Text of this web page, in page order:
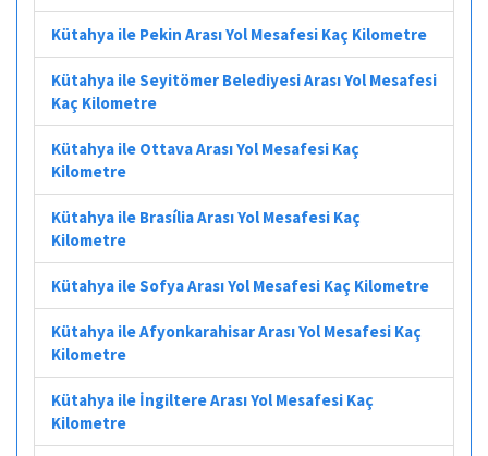
Kütahya ile Pekin Arası Yol Mesafesi Kaç Kilometre
Kütahya ile Seyitömer Belediyesi Arası Yol Mesafesi
Kaç Kilometre
Kütahya ile Ottava Arası Yol Mesafesi Kaç
Kilometre
Kütahya ile Brasília Arası Yol Mesafesi Kaç
Kilometre
Kütahya ile Sofya Arası Yol Mesafesi Kaç Kilometre
Kütahya ile Afyonkarahisar Arası Yol Mesafesi Kaç
Kilometre
Kütahya ile İngiltere Arası Yol Mesafesi Kaç
Kilometre